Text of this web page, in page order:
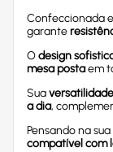
Confeccionada
garante
Odesign
mesa postaem
Suaversatilidade
a dia,
Pensando na
compatível com